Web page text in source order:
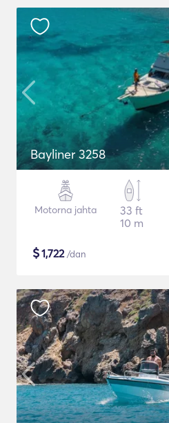
Bayliner 3258
Motorna jahta
33 ft
10 m
$1,722/dan